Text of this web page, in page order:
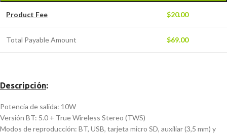
Product Fee $20.00
Total Payable Amount $69.00
Descripción:
Potencia de salida: 10W
Versión BT: 5.0 + True Wireless Stereo (TWS)
Modos de reproducción: BT, USB, tarjeta micro SD, auxiliar (3,5 mm) y